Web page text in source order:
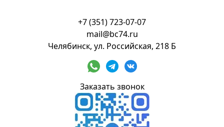
+7 (351) 723-07-07
mail@bc74.ru
Челябинск, ул. Российская, 218 Б
Заказать звонок